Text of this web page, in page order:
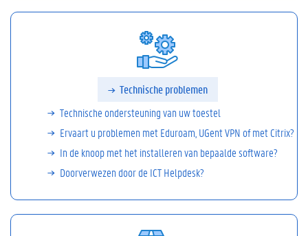
Technische problemen
Technische ondersteuning van uw toestel
Ervaart u problemen met Eduroam, UGent VPN of met Citrix?
In de knoop met het installeren van bepaalde software?
Doorverwezen door de ICT Helpdesk?